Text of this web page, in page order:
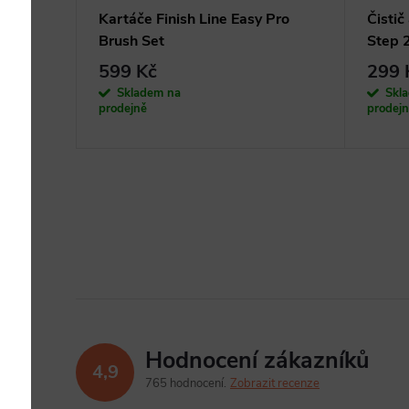
Kartáče Finish Line Easy Pro
Brush Set
599 Kč
Skladem na
prodejně
Čistič
Step
299
4,9 Hodnocení zákazníků
765 hodnocení Zobrazit recenze